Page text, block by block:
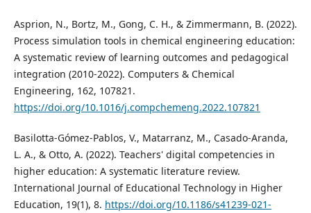
Asprion, N., Bortz, M., Gong, C. H., & Zimmermann, B. (2022).
Process simulation tools in chemical engineering education:
A systematic review of learning outcomes and pedagogical
integration (2010-2022). Computers & Chemical
Engineering, 162, 107821.
https://doi.org/10.1016/j.compchemeng.2022.107821
Basilotta-Gómez-Pablos, V., Matarranz, M., Casado-Aranda,
L. A., & Otto, A. (2022). Teachers' digital competencies in
higher education: A systematic literature review.
International Journal of Educational Technology in Higher
Education, 19(1), 8. https://doi.org/10.1186/s41239-021-